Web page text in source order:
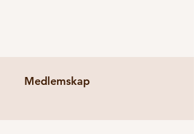
Medlemskap